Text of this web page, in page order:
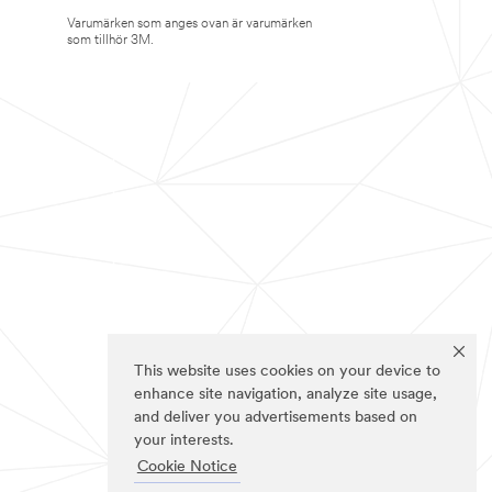
This website uses cookies on your device to
enhance site navigation, analyze site usage,
and deliver you advertisements based on
your interests.
Cookie Notice
Varumärken som anges ovan är varumärken
som tillhör 3M.